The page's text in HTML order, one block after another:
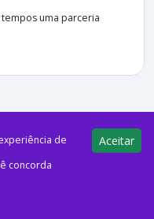
uma parceria
43 views
Assine o
de
concorda
Aceitar